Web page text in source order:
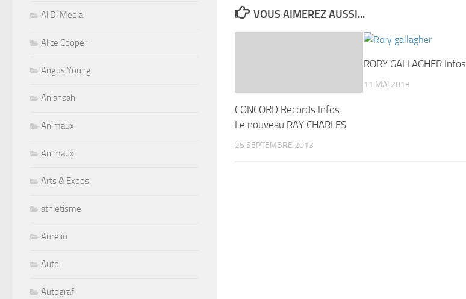
VOUS AIMEREZ AUSSI...
CONCORD Records Infos
Le nouveau RAY CHARLES
25 SEPTEMBRE 2013
RORY GALLAGHER Infos
11 MAI 2013
Al Di Meola
Alice Cooper
Angus Young
Aniansah
Animaux
Animaux
Arts & Expos
athletisme
Aurelio
Auto
Autograf